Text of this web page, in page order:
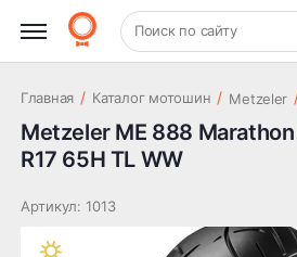
+7 (831) 261-35-35 Шиномонтаж
Поиск по сайту
130/80 R17 65H TL WW
Главная / Каталог мотошин / Metzeler
Metzeler ME 888
R17 65H TL WW
Артикул: 1013